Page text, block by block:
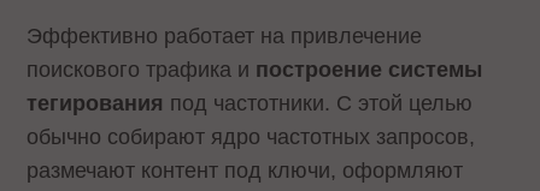
Эффективно работает на привлечение
поискового трафика и построение системы
тегирования под частотники. С этой целью
обычно собирают ядро частотных запросов,
размечают контент под ключи, оформляют